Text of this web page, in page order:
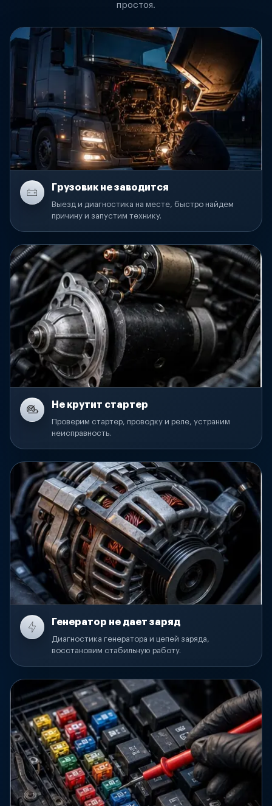
простоя.
Грузовик не заводится
Выезд и диагностика на месте, быстро найдем
причину и запустим технику.
Не крутит стартер
Проверим стартер, проводку и реле, устраним
неисправность.
Генератор не дает заряд
Диагностика генератора и цепей заряда,
восстановим стабильную работу.